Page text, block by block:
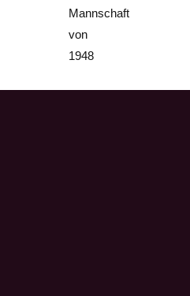
Mannschaft
von
1948